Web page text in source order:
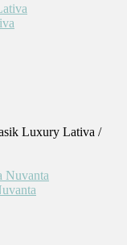
Luxury Lativa /